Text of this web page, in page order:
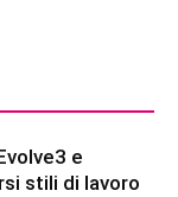
e
stili di lavoro